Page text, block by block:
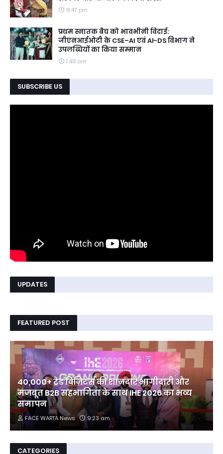
8:47 pm
प्रथम स्नातक बैच को भावभीनी विदाई:
जीएनआईओटी के CSE–AI एवं AI-DS विभाग ने
उपलब्धियों का किया सम्मान
1:48 am
SUBSCRIBE US
UPDATES
FEATURED POST
40,000+ ट्रेड विज़िटर्स की शानदार भागीदारी और
मजबूत B2B सहभागिता के साथ IHE 2026 का भव्य
समापन
FACE WARTA News 9:23 am
CATEGORIES